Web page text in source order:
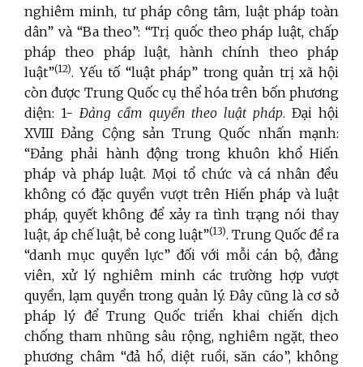
nghiêm minh, tư pháp công tâm, luật pháp toàn
dân” và “Ba theo”: “Trị quốc theo pháp luật, chấp
pháp theo pháp luật, hành chính theo pháp
luật”(12). Yếu tố “luật pháp” trong quản trị xã hội
còn được Trung Quốc cụ thể hóa trên bốn phương
diện: 1- Đảng cầm quyền theo luật pháp. Đại hội
XVIII Đảng Cộng sản Trung Quốc nhấn mạnh:
“Đảng phải hành động trong khuôn khổ Hiến
pháp và pháp luật. Mọi tổ chức và cá nhân đều
không có đặc quyền vượt trên Hiến pháp và luật
pháp, quyết không để xảy ra tình trạng nói thay
luật, áp chế luật, bẻ cong luật”(13). Trung Quốc đề ra
“danh mục quyền lực” đối với mỗi cán bộ, đảng
viên, xử lý nghiêm minh các trường hợp vượt
quyền, lạm quyền trong quản lý. Đây cũng là cơ sở
pháp lý để Trung Quốc triển khai chiến dịch
chống tham nhũng sâu rộng, nghiêm ngặt, theo
phương châm “đả hổ, diệt ruồi, săn cáo”, không